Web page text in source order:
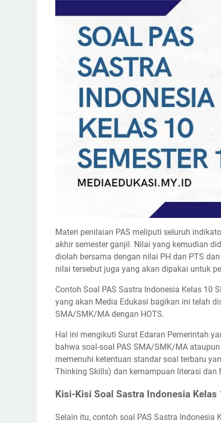
Download Soal PAS Sastra Indonesia Kelas 10
Materi penilaian PAS meliputi seluruh
akhir semester ganjil. Nilai yang kemudian
diolah bersama dengan nilai PH dan PTS
nilai tersebut juga yang akan dipakai untuk
Contoh Soal PAS Sastra Indonesia Kelas
yang akan Media Edukasi bagikan ini telah
SMA/SMK/MA dengan HOTS.
Hal ini mengikuti Surat Edaran Pemerintah
bahwa soal-soal PAS SMA/SMK/MA
memenuhi ketentuan standar soal terbaru
Thinking Skills) dan kemampuan literasi dan
Kisi-Kisi Soal Sastra Indonesia Kelas
Selain itu, contoh soal PAS Sastra